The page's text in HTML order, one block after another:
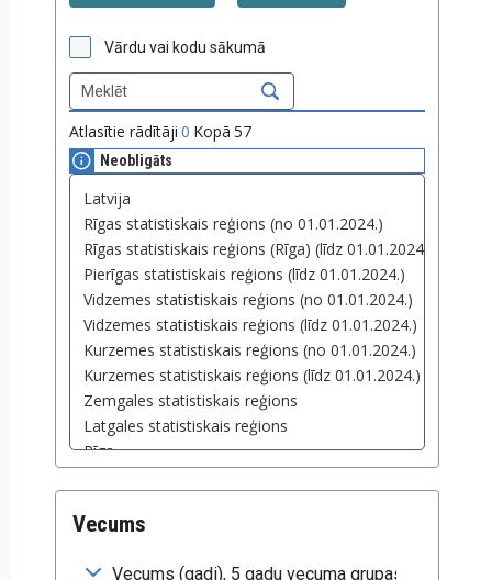
Vārdu vai kodu sākumā
Atlasītie rādītāji 0 Kopā 57
Neobligāts
Vecums